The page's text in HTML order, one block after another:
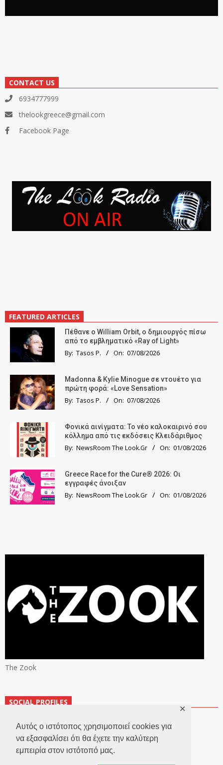
Αυτός ο ιστότοπος χρησιμοποιεί cookies για
να εξασφαλίσει ότι θα έχετε την καλύτερη
εμπειρία στον ιστότοπό μας.
✕
CONTACT US
6934777999
thelookgreece@gmail.com
Facebook Page
FEATURED ARTICLES
Πέθανε ο William Orbit, ο δημιουργός πίσω
από το εμβληματικό «Ray of Light»
By: Tasos P. On: 07/08/2026
Madonna & Kylie Minogue σε ντουέτο για
πρώτη φορά: «Love Sensation»
By: Tasos P. On: 07/08/2026
Φονικά αινίγματα: Το νέο καλοκαιρινό σου
κόλλημα από τις εκδόσεις Κλειδάριθμος
By: NewsRoom The Look.Gr On: 01/08/2026
Greece Race for the Cure® 2026: Οι
εγγραφές άνοιξαν
By: NewsRoom The Look.Gr On: 01/08/2026
The Zook
SOCIAL PROFILES